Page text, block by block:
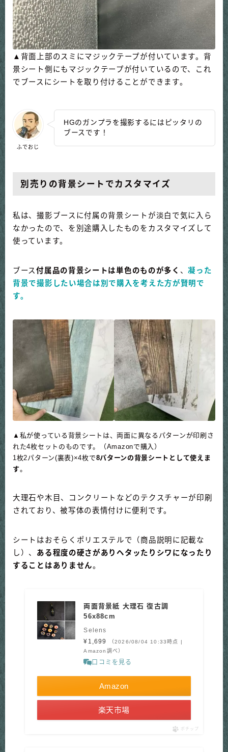
▲背面上部のスミにマジックテープが付いています。背
景シート側にもマジックテープが付いているので、これ
でブースにシートを取り付けることができます。
ふでおじ
HGのガンプラを撮影するにはピッタリの
ブースです！
別売りの背景シートでカスタマイズ
私は、撮影ブースに付属の背景シートが淡白で気に入ら
なかったので、を別途購入したものをカスタマイズして
使っています。
ブース付属品の背景シートは単色のものが多く 、凝った
背景で撮影したい場合は別で購入を考えた方が賢明で
す。
▲私が使っている背景シートは、両面に異なるパターンが印刷さ
れた4枚セットのものです。（Amazonで購入）
1枚2パターン(裏表)×4枚で8パターンの背景シートとして使えま
す。
大理石や木目、コンクリートなどのテクスチャーが印刷
されており、被写体の表情付けに便利です。
シートはおそらくポリエステルで（商品説明に記載な
し）、 ある程度の硬さがありヘタッたりシワになったり
することはありません。
両面背景紙 大理石 復古調
56x88cm
Selens
¥1,699
（2026/08/04 10:33時点 |
Amazon調べ）
口コミを見る
Amazon
楽天市場
ポチップ